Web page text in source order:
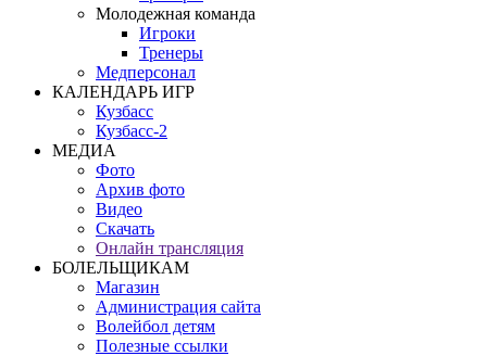
Молодежная команда
Игроки
Тренеры
Медперсонал
КАЛЕНДАРЬ ИГР
Кузбасс
Кузбасс-2
МЕДИА
Фото
Архив фото
Видео
Скачать
Онлайн трансляция
БОЛЕЛЬЩИКАМ
Магазин
Администрация сайта
Волейбол детям
Полезные ссылки